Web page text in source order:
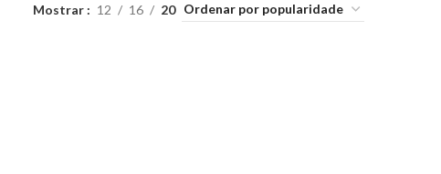
Mostrar 12 16 20